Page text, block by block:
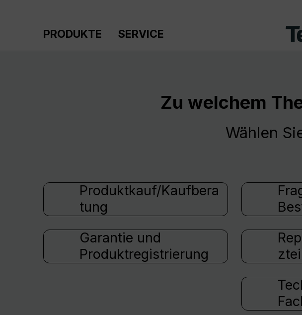
PRODUKTE SERVICE
Zu welchem
Wählen
Produktkauf/Kaufbera
tung
Garantie und
Produktregistrierung